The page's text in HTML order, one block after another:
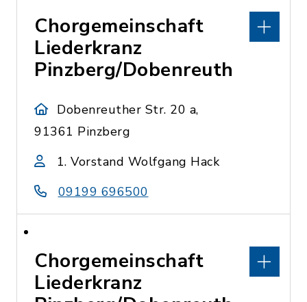
Chorgemeinschaft
Liederkranz
Pinzberg/Dobenreuth
Dobenreuther Str. 20 a,
91361 Pinzberg
1. Vorstand Wolfgang Hack
09199 696500
Chorgemeinschaft
Liederkranz